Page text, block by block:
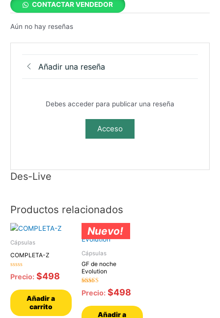
CONTACTAR VENDEDOR
Aún no hay reseñas
Añadir una reseña
Debes acceder para publicar una reseña
Acceso
Des-Live
Productos relacionados
Cápsulas
COMPLETA-Z
Valorado
con
de
5
Precio: $498
Añadir a
carrito
Nuevo!
Cápsulas
GF de noche
Evolution
Valorado con
5.00
Precio: $498
Añadir a